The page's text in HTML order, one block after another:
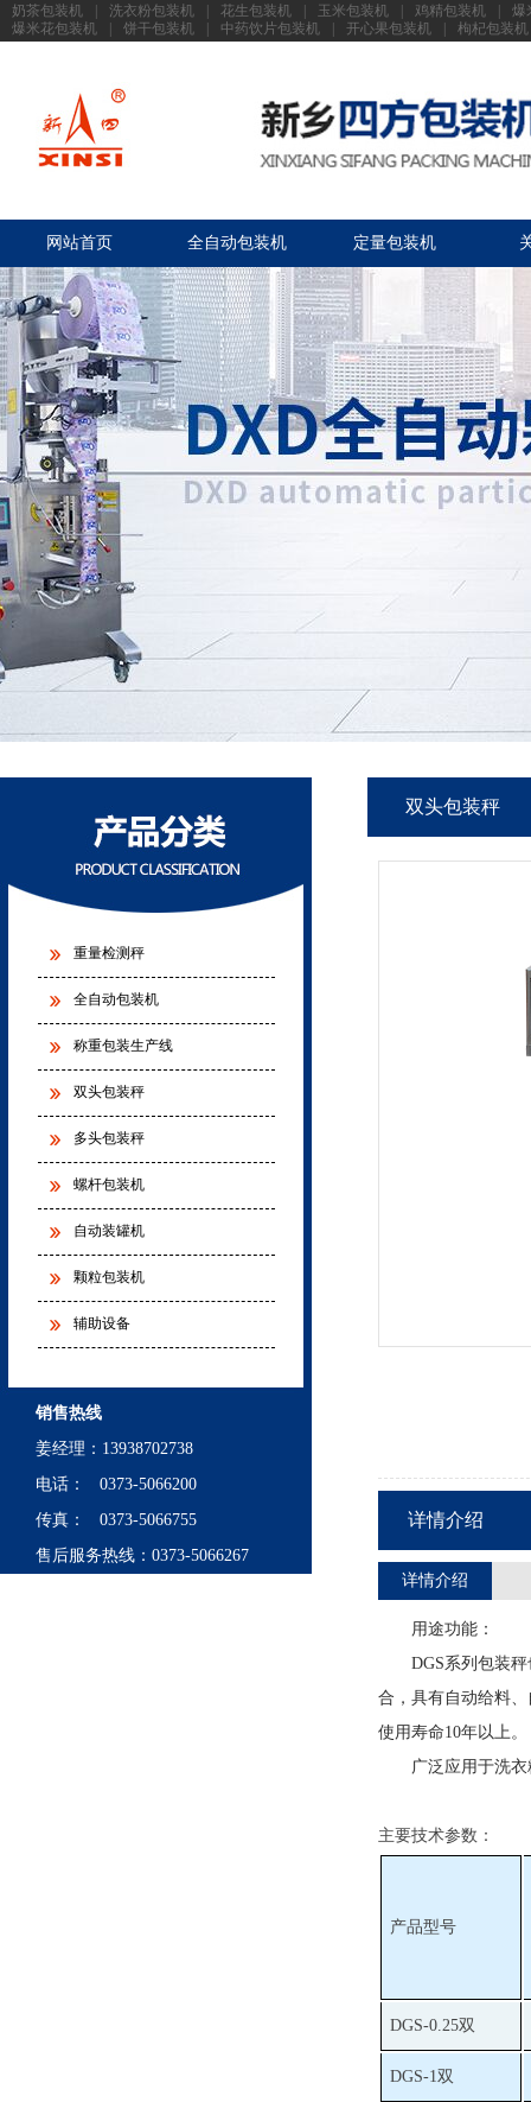
奶茶包装机 洗衣粉包装机 花生包装机 玉米包装机 鸡精包装机
爆
爆米花包装机
饼干包装机 中药饮片包装机 开心果包装机 枸杞包装机
网站首页 全自动包装机 定量包装机
重量检测秤
全自动包装机
称重包装生产线
双头包装秤
多头包装秤
螺杆包装机
自动装罐机
颗粒包装机
辅助设备
销售热线
姜经理 ： 13938702738
电话： 0373-5066200
传真： 0373-5066755
售后服务热线：0373-5066267
双头包装秤
详情介绍
详情介绍
用途功能：
DGS系列包装
合，具有自动给料
使用寿命10年以上。
广泛应用于洗
主要技术参数：
产品型号
DGS-0.25双
DGS-1双